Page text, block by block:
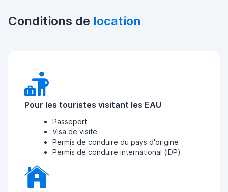
Conditions de location
Pour les touristes visitant les EAU
Passeport
Visa de visite
Permis de conduire du pays d'origine
Permis de conduire international (IDP)